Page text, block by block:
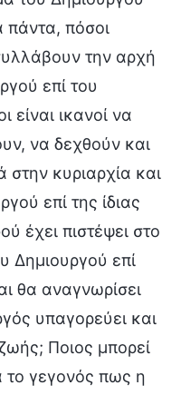
πάντα, πόσοι
την αρχή
επί του
ικανοί να
να δεχθούν και
κυριαρχία και
επί της ίδιας
έχει πιστέψει στο
Δημιουργού επί
θα αναγνωρίσει
υπαγορεύει και
Ποιος μπορεί
το γεγονός πως η